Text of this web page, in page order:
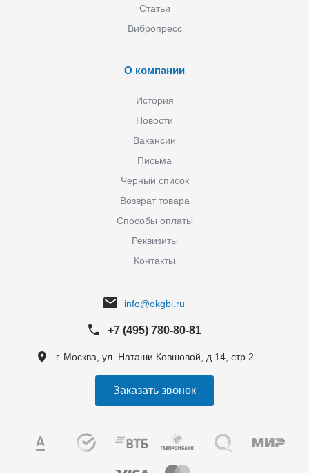
Статьи
Вибропресс
О компании
История
Новости
Вакансии
Письма
Черный список
Возврат товара
Способы оплаты
Реквизиты
Контакты
info@okgbi.ru
+7 (495) 780-80-81
г. Москва, ул. Наташи Ковшовой, д.14, стр.2
Заказать звонок